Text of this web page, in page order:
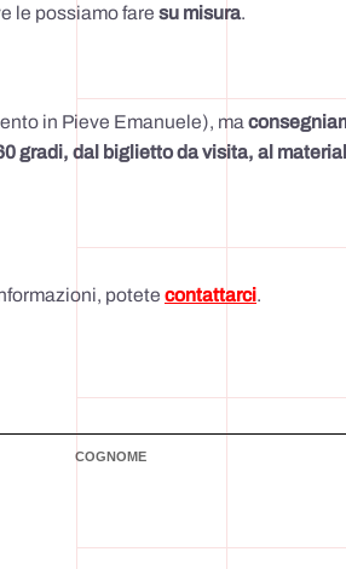
le possiamo fare su misura.
in Pieve Emanuele), ma
gradi, dal biglietto da visita, al
potete contattarci.
COGNOME